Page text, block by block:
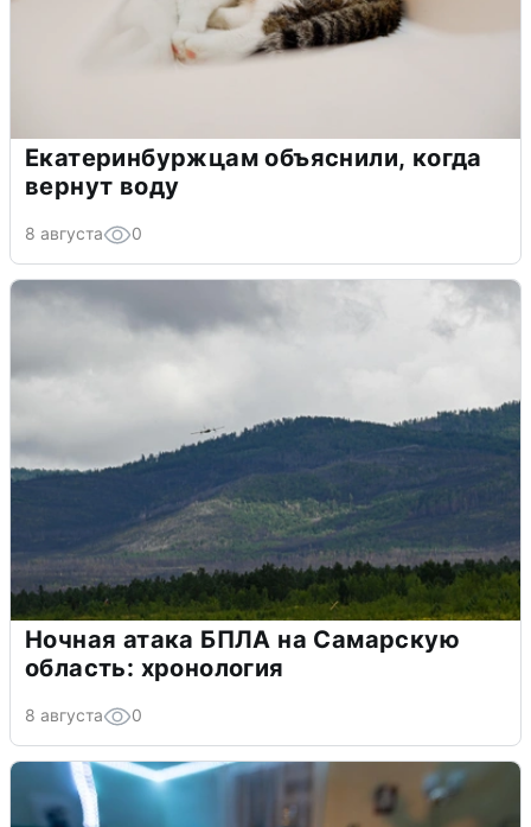
Екатеринбуржцам объяснили, когда
вернут воду
8 августа 0
Ночная атака БПЛА на Самарскую
область: хронология
8 августа 0